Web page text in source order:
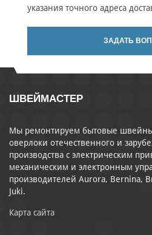
указания точного адреса
ЗАДАТЬ
ШВЕЙМАСТЕР
Мы ремонтируем бытовые
оверлоки отечественного и
производства с электрическим
механическим и электронным
производителей Aurora, Bernina,
Juki.
Карта сайта